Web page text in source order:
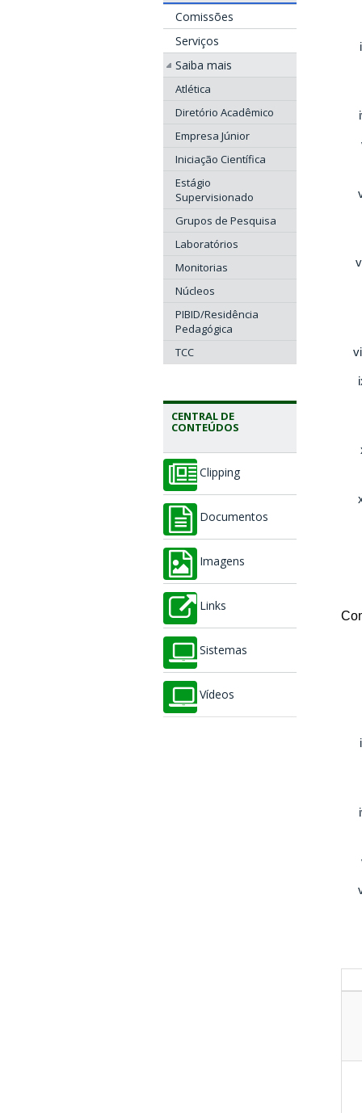
Comissões
Serviços
Saiba mais
Atlética
Diretório Acadêmico
Empresa Júnior
Iniciação Científica
Estágio
Supervisionado
Grupos de Pesquisa
Laboratórios
Monitorias
Núcleos
PIBID/Residência
Pedagógica
TCC
CENTRAL DE
CONTEÚDOS
Clipping
Documentos
Imagens
Links
Sistemas
Vídeos